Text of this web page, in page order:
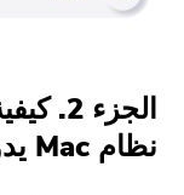
نظام Mac يدويًا؟